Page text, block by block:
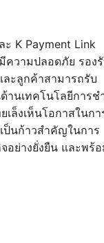
ะ K Payment Link
ความปลอดภัย รอง
ละลูกค้าสามารถรับ
านเทคโนโลยีการช
ล็งเห็นโอกาสในกา
ป็นก้าวสำคัญในการ
อย่างยั่งยืน และพร้อ